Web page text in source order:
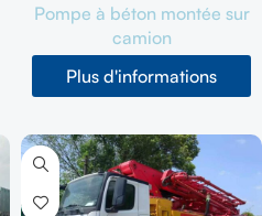
d'occasion 201912
Pompe à béton montée sur
camion
Plus d'informations